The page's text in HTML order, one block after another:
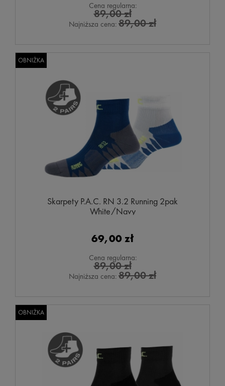
Cena regularna:
89,00 zł
Najniższa cena: 89,00 zł
Skarpety P.A.C. RN 3.2 Running 2pak
White/Navy
69,00 zł
Cena regularna:
89,00 zł
Najniższa cena: 89,00 zł
OBNIŻKA
OBNIŻKA